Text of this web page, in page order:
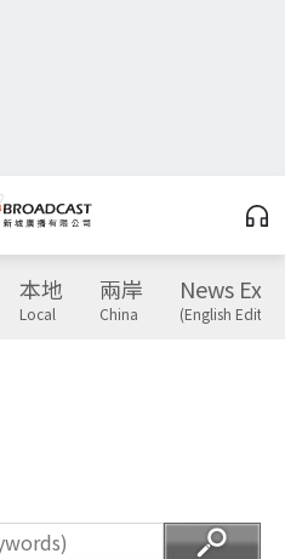
本地
Local
兩岸
China
News
(English